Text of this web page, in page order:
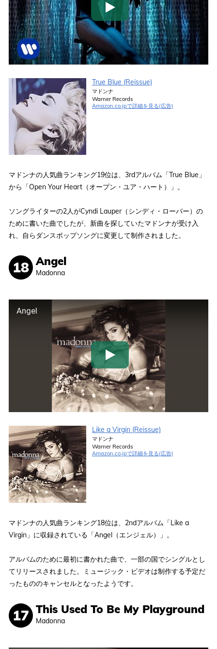
True Blue (Reissue)
マドンナ
Warner Records
Amazon.co.jpで詳細を見る(広告)
マドンナの人気曲ランキング19位は、3rdアルバム「True Blue」
から「Open Your Heart（オープン・ユア・ハート）」。
ソングライターの2人がCyndi Lauper（シンディ・ローパー）の
ために書いた曲でしたが、新曲を探していたマドンナが受け入
れ、自らダンスポップソングに変更して制作されました。
Angel
Madonna
Angel
Like a Virgin (Reissue)
マドンナ
Warner Records
Amazon.co.jpで詳細を見る(広告)
マドンナの人気曲ランキング18位は、2ndアルバム「Like a
Virgin」に収録されている「Angel（エンジェル）」。
アルバムのために最初に書かれた曲で、一部の国でシングルとし
てリリースされました。ミュージック・ビデオは制作する予定だ
ったもののキャンセルとなったようです。
This Used To Be My Playground
Madonna